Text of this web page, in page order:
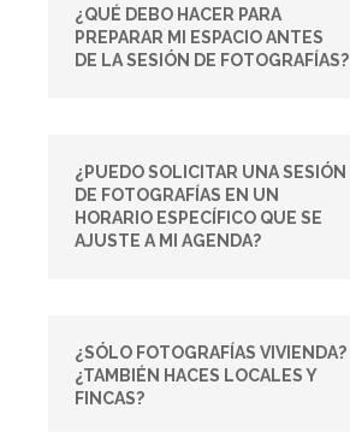
¿QUÉ DEBO HACER PARA
PREPARAR MI ESPACIO ANTES
DE LA SESIÓN DE FOTOGRAFÍAS?
¿PUEDO SOLICITAR UNA SESIÓN
DE FOTOGRAFÍAS EN UN
HORARIO ESPECÍFICO QUE SE
AJUSTE A MI AGENDA?
¿SÓLO FOTOGRAFÍAS VIVIENDA?
¿TAMBIÉN HACES LOCALES Y
FINCAS?